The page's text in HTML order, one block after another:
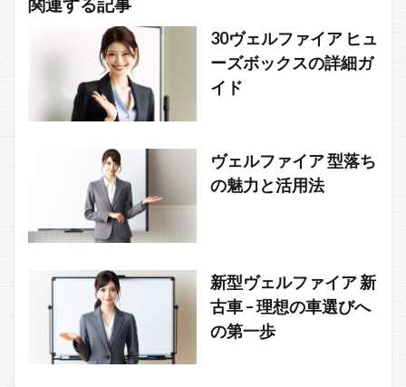
関連する記事
30ヴェルファイア ヒュ
ーズボックスの詳細ガ
イド
ヴェルファイア 型落ち
の魅力と活用法
新型ヴェルファイア 新
古車 – 理想の車選びへ
の第一歩